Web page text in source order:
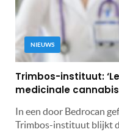
NIEUWS
Trimbos-instituut:
medicinale cannabis
In een door Bedrocan
Trimbos-instituut blijkt